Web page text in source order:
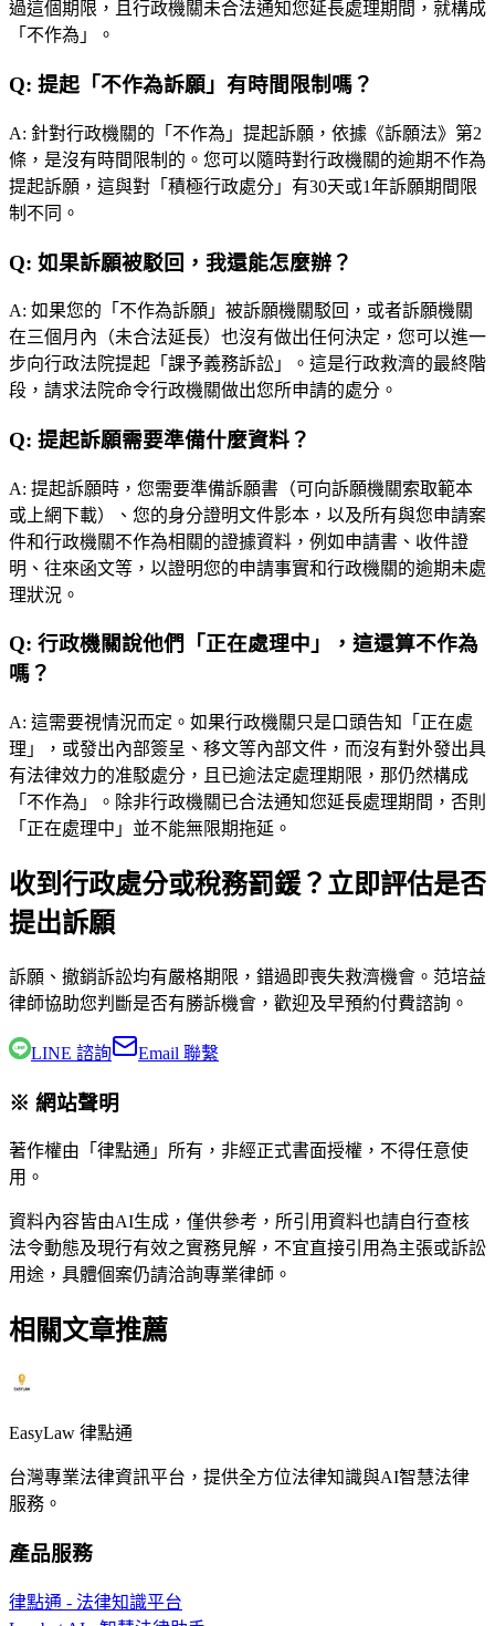
過這個期限，且行政機關未合法通知您延長處理期間，就構成
「不作為」。
Q: 提起「不作為訴願」有時間限制嗎？
A: 針對行政機關的「不作為」提起訴願，依據《訴願法》第2
條，是沒有時間限制的。您可以隨時對行政機關的逾期不作為
提起訴願，這與對「積極行政處分」有30天或1年訴願期間限
制不同。
Q: 如果訴願被駁回，我還能怎麼辦？
A: 如果您的「不作為訴願」被訴願機關駁回，或者訴願機關
在三個月內（未合法延長）也沒有做出任何決定，您可以進一
步向行政法院提起「課予義務訴訟」。這是行政救濟的最終階
段，請求法院命令行政機關做出您所申請的處分。
Q: 提起訴願需要準備什麼資料？
A: 提起訴願時，您需要準備訴願書（可向訴願機關索取範本
或上網下載）、您的身分證明文件影本，以及所有與您申請案
件和行政機關不作為相關的證據資料，例如申請書、收件證
明、往來函文等，以證明您的申請事實和行政機關的逾期未處
理狀況。
Q: 行政機關說他們「正在處理中」，這還算不作為
嗎？
A: 這需要視情況而定。如果行政機關只是口頭告知「正在處
理」，或發出內部簽呈、移文等內部文件，而沒有對外發出具
有法律效力的准駁處分，且已逾法定處理期限，那仍然構成
「不作為」。除非行政機關已合法通知您延長處理期間，否則
「正在處理中」並不能無限期拖延。
收到行政處分或稅務罰鍰？立即評估是否
提出訴願
訴願、撤銷訴訟均有嚴格期限，錯過即喪失救濟機會。 范培益
律師協助您判斷是否有勝訴機會，歡迎及早預約付費諮詢。
LINE 諮詢 Email 聯繫
※ 網站聲明
著作權由「律點通」所有，非經正式書面授權，不得任意使
用。
資料內容皆由AI生成，僅供參考，所引用資料也請自行查核
法令動態及現行有效之實務見解，不宜直接引用為主張或訴訟
用途，具體個案仍請洽詢專業律師。
相關文章推薦
EasyLaw 律點通
台灣專業法律資訊平台，提供全方位法律知識與AI智慧法律
服務。
產品服務
律點通 - 法律知識平台